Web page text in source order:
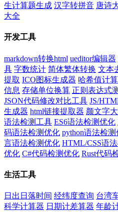
生计算题生成 汉字转拼音 唐诗
大全
开发工具
markdown转换html ueditor编辑器
具 字数统计 简体繁体转换 文本
提取 ICO图标生成器 哈希值计
信息 存储单位换算 正则表达式
JSON代码修改对比工具 JS/
生成器 html链接提取器 颜文字
语法检测工具 ES6语法检测优化
码语法检测优化 python语法检
言语法检测优化 HTML/CSS语
优化 C#代码检测优化 Rust代码
生活工具
日出日落时间 经纬度查询 台湾
科学计算器 日期计差算器 年龄